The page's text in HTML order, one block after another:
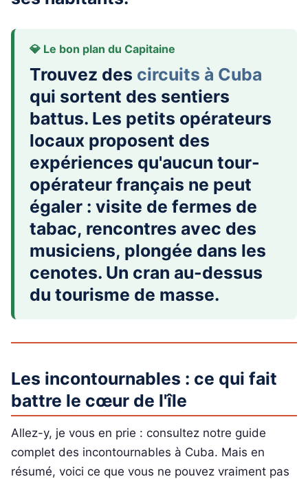
💎 Le bon plan du Capitaine
Trouvez des circuits à Cuba
qui sortent des sentiers
battus. Les petits opérateurs
locaux proposent des
expériences qu'aucun tour-
opérateur français ne peut
égaler : visite de fermes de
tabac, rencontres avec des
musiciens, plongée dans les
cenotes. Un cran au-dessus
du tourisme de masse.
Les incontournables : ce qui fait
battre le cœur de l'île
Allez-y, je vous en prie : consultez notre guide
complet des incontournables à Cuba. Mais en
résumé, voici ce que vous ne pouvez vraiment pas